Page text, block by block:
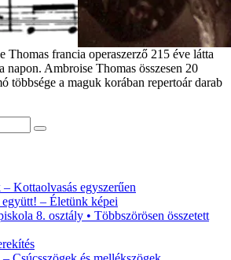
Thomas francia operaszerző 215 éve látta
napon. Ambroise Thomas összesen 20
többsége a maguk korában repertoár darab
Kottaolvasás egyszerűen
– Életünk képei
8. osztály • Többszörösen összetett